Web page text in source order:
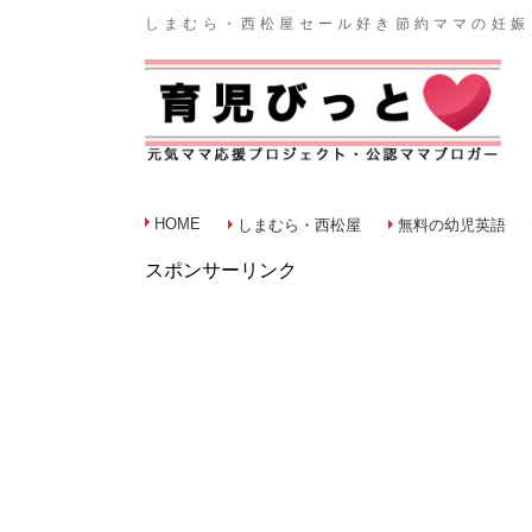
しまむら・西松屋セール好き節約ママの妊
HOME しまむら・西松屋 無料の幼児英語
スポンサーリンク